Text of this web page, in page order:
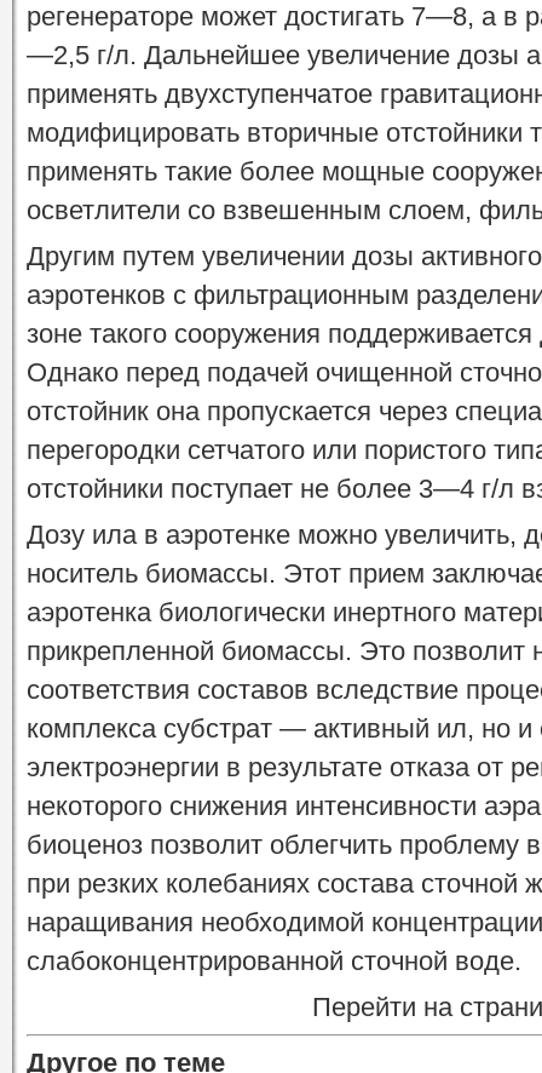
регенераторе может достигать 7—8, а в
—2,5 г/л. Дальнейшее увеличение дозы
применять двухступенчатое
модифицировать вторичные
применять такие более мощные
осветлители со взвешенным слоем,
Другим путем увеличении дозы
аэротенков с фильтрационным
зоне такого сооружения
Однако перед подачей очищенной
отстойник она пропускается через
перегородки сетчатого или пористого
отстойники поступает не более 3—4 г/л
Дозу ила в аэротенке можно увеличить,
носитель биомассы. Этот прием
аэротенка биологически инертного
прикрепленной биомассы. Это позволит
соответствия составов вследствие
комплекса субстрат — активный ил, но и
электроэнергии в результате отказа от
некоторого снижения интенсивности
биоценоз позволит облегчить проблему
при резких колебаниях состава сточной
наращивания необходимой
слабоконцентрированной сточной воде.
Перейти на
Другое по теме